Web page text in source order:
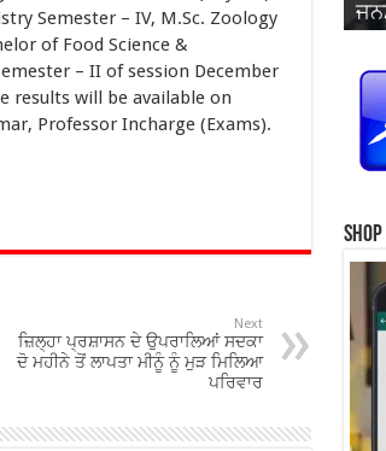
Semester – IV, M.Sc. Zoology
of Food Science &
– II of session December
results will be available on
Professor Incharge (Exams).
Next
ਜ਼ਿਲ੍ਹਾ ਪ੍ਰਸ਼ਾਸਨ ਦੇ ਉਪਰਾਲਿਆਂ ਸਦਕਾ
ਦੋ ਮਹੀਨੇ ਤੋਂ ਲਾਪਤਾ ਮੀਨੂੰ ਨੂੰ ਮੁੜ ਮਿਲਿਆ
ਪਰਿਵਾਰ